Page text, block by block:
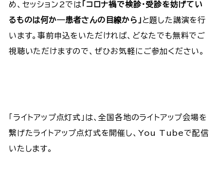
め、セッション2では 「コロナ禍で検診・受診を妨げてい
るものは何か―患者さんの目線から」と題した講演を行
います。事前申込をいただければ、どなたでも無料でご
視聴いただけますので、ぜひお気軽にご参加ください。
「ライトアップ点灯式」は、全国各地のライトアップ会場を
繋げたライトアップ点灯式を開催し、You Tubeで配信
いたします。